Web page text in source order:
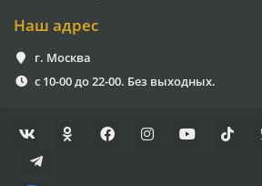
Наш адрес
г. Москва
с 10-00 до 22-00. Без выходных.